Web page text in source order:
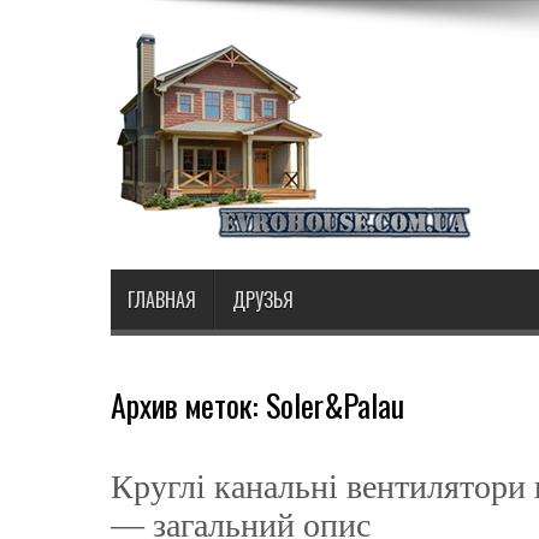
ГЛАВНАЯ ДРУЗЬЯ
Архив меток: Soler&Palau
Круглі канальні
— загальний опис